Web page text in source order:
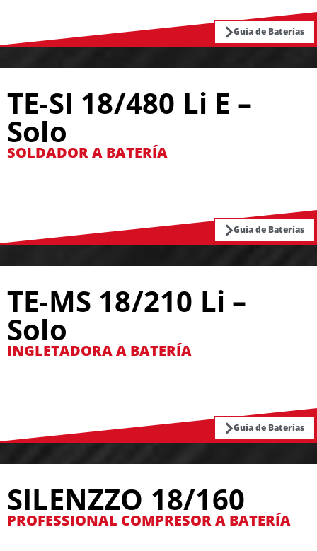
Guía de Baterías
TE-SI 18/480 Li E –
Solo
SOLDADOR A BATERÍA
Guía de Baterías
TE-MS 18/210 Li –
Solo
INGLETADORA A BATERÍA
Guía de Baterías
SILENZZO 18/160
PROFESSIONAL COMPRESOR A BATERÍA